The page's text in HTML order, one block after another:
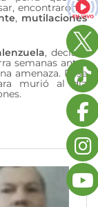
encontraron a
, mutilaciones
, declaró
semanas antes
amenaza. Pese
murió al día